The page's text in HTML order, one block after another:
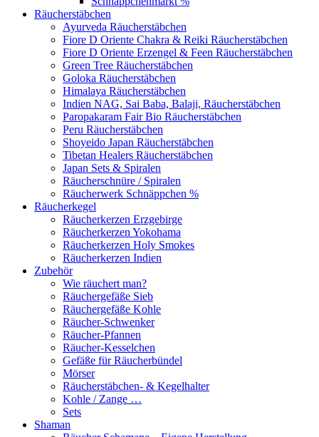
Räucherstäbchen
Ayurveda Räucherstäbchen
Fiore D Oriente Chakra & Reiki Räucherstäbchen
Fiore D Oriente Erzengel & Feen Räucherstäbchen
Green Tree Räucherstäbchen
Goloka Räucherstäbchen
Himalaya Räucherstäbchen
Indien NAG, Sai Baba, Balaji, Räucherstäbchen
Paropakaram Fair Bio Räucherstäbchen
Peru Räucherstäbchen
Shoyeido Japan Räucherstäbchen
Tibetan Healers Räucherstäbchen
Japan Sets & Spiralen
Räucherschnüre / Spiralen
Räucherwerk Schnäppchen %
Räucherkegel
Räucherkerzen Erzgebirge
Räucherkerzen Yokohama
Räucherkerzen Holy Smokes
Räucherkerzen Indien
Zubehör
Wie räuchert man?
Räuchergefäße Sieb
Räuchergefäße Kohle
Räucher-Schwenker
Räucher-Pfannen
Räucher-Kesselchen
Gefäße für Räucherbündel
Mörser
Räucherstäbchen- & Kegelhalter
Kohle / Zange …
Sets
Shaman